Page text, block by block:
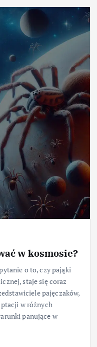
w kosmosie?
o to, czy pająki
staje się coraz
pajęczaków,
w różnych
panujące w